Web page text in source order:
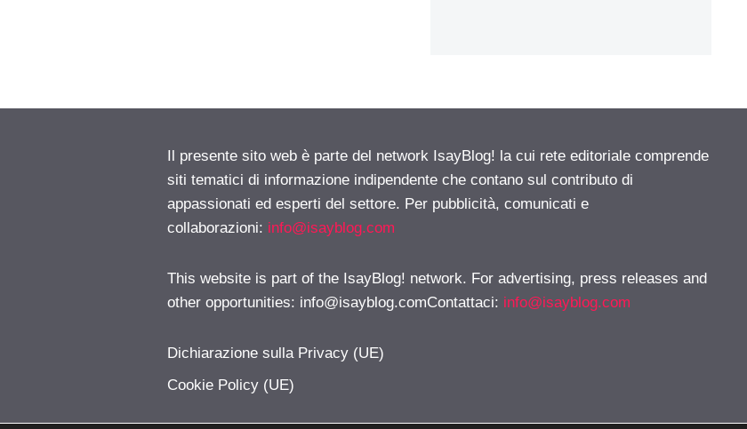
Il presente sito web è parte del network IsayBlog! la cui rete editoriale comprende
siti tematici di informazione indipendente che contano sul contributo di
appassionati ed esperti del settore. Per pubblicità, comunicati e
collaborazioni: info@isayblog.com
This website is part of the IsayBlog! network. For advertising, press releases and
other opportunities: info@isayblog.comContattaci: info@isayblog.com
Dichiarazione sulla Privacy (UE)
Cookie Policy (UE)